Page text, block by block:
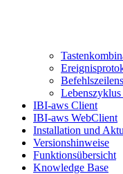
IBI-aws Client
IBI-aws WebClient
Installation und
Versionshinweise
Funktionsübersicht
Knowledge Base